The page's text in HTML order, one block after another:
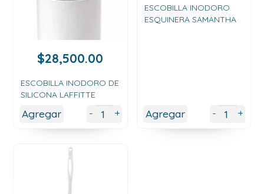
$28,500.00
ESCOBILLA INODORO DE
SILICONA LAFFITTE
Agregar - +
ESCOBILLA INODORO
ESQUINERA SAMANTHA
Agregar - +